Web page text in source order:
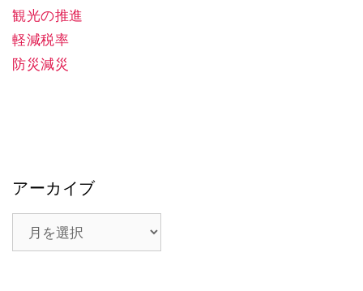
観光の推進
軽減税率
防災減災
アーカイブ